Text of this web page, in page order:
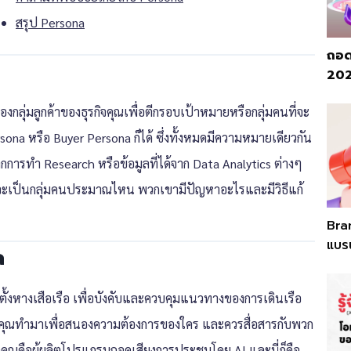
สรุป Persona
กลุ่มลูกค้าของธุรกิจคุณเพื่อตีกรอบเป้าหมายหรือกลุ่มคนที่จะ
หรือ Buyer Persona ก็ได้ ซึ่งทั้งหมดมีความหมายเดียวกัน
ารทำ Research หรือข้อมูลที่ได้จาก Data Analytics ต่างๆ
เป็นกลุ่มคนประมาณไหน พวกเขามีปัญหาอะไรและมีวิธีแก้
หางเสือเรือ เพื่อบังคับและควบคุมแนวทางของการเดินเรือ
ำมาเพื่อสนองความต้องการของใคร และควรสื่อสารกับพวก
ถอ
แบ